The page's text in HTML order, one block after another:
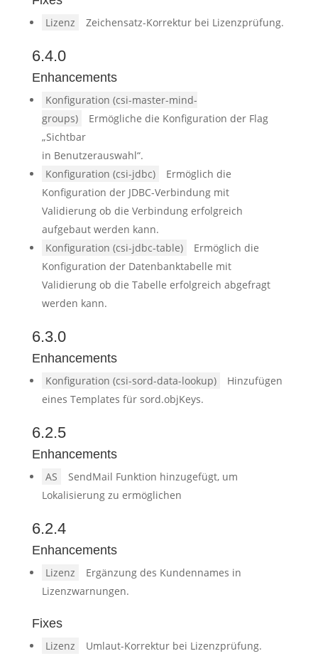
Lizenz Zeichensatz-Korrektur bei Lizenzprüfung.
6.4.0
Enhancements
Konfiguration (csi-master-mind-
groups)
Ermögliche die Konfiguration der Flag
„Sichtbar
in Benutzerauswahl“.
Konfiguration (csi-jdbc)
Ermöglich die
Konfiguration der JDBC-Verbindung mit
Validierung ob die Verbindung erfolgreich
aufgebaut werden kann.
Konfiguration (csi-jdbc-table)
Ermöglich die
Konfiguration der Datenbanktabelle mit
Validierung ob die Tabelle erfolgreich abgefragt
werden kann.
6.3.0
Enhancements
Konfiguration (csi-sord-data-lookup)
Hinzufügen
eines Templates für sord.objKeys.
6.2.5
Enhancements
AS
SendMail Funktion hinzugefügt, um
Lokalisierung zu ermöglichen
6.2.4
Enhancements
Lizenz
Ergänzung des Kundennames in
Lizenzwarnungen.
Fixes
Lizenz Umlaut-Korrektur bei Lizenzprüfung.